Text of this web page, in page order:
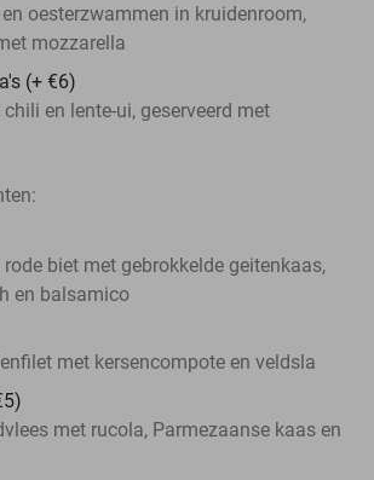
oesterzwammen in kruidenroom,
mozzarella
(+ €6)
en lente-ui, geserveerd met
biet met gebrokkelde geitenkaas,
en balsamico
met kersencompote en veldsla
met rucola, Parmezaanse kaas en